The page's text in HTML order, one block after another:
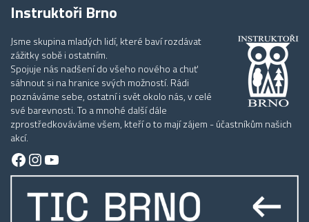
Instruktoři Brno
Jsme skupina mladých lidí, které baví rozdávat
zážitky sobě i ostatním.
Spojuje nás nadšení do všeho nového a chuť
sáhnout si na hranice svých možností. Rádi
poznáváme sebe, ostatní i svět okolo nás, v celé
své barevnosti. To a mnohé další dále
zprostředkováváme všem, kteří o to mají zájem - účastníkům našich
akcí.
Facebook
Instagram
YouTube